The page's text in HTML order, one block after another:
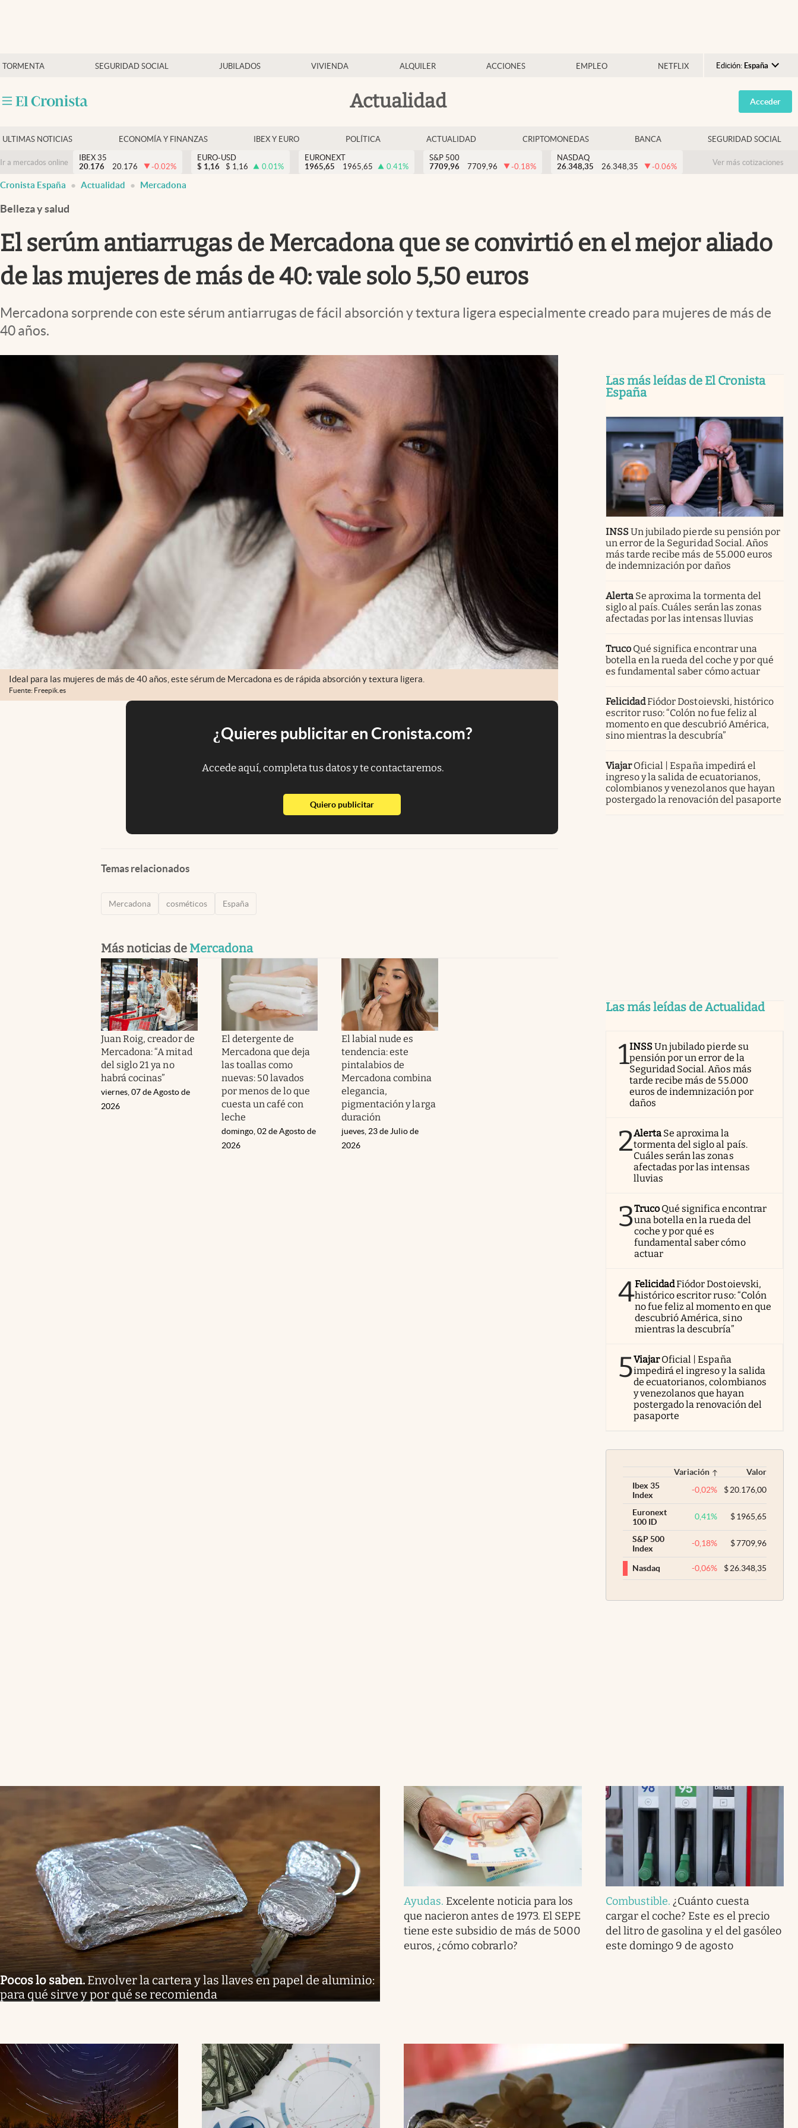
TORMENTA SEGURIDAD SOCIAL JUBILADOS VIVIENDA ALQUILER ACCIONES EMPLEO NETFLIX Edición: España
Argentina
España
USA
Colombia
Actualidad
Economía y finanzas
Criptomonedas
Acceder
ULTIMAS NOTICIAS ECONOMÍA Y FINANZAS IBEX Y EURO POLÍTICA ACTUALIDAD CRIPTOMONEDAS BANCA SEGURIDAD SOCIAL
Ir a mercados online
IBEX 35
20.176
20.176 -0.02%
EURO-USD
$ 1,16 $ 1,16 0.01%
EURONEXT
1965,65
1965,65 0.41%
S&P 500
7709,96
7709,96 -0.18%
NASDAQ
26.348,35
26.348,35 -0.06% Ver más cotizaciones
Cronista España Actualidad Mercadona
Belleza y salud
El serúm antiarrugas de Mercadona que se convirtió en el mejor aliado
de las mujeres de más de 40: vale solo 5,50 euros
Mercadona sorprende con este sérum antiarrugas de fácil absorción y textura ligera especialmente creado para mujeres de más de
40 años.
Ideal para las mujeres de más de 40 años, este sérum de Mercadona es de rápida absorción y textura ligera.
Fuente: Freepik.es
¿Quieres publicitar en Cronista.com?
Accede aquí, completa tus datos y te contactaremos.
Quiero publicitarabre en nueva pestaña
Temas relacionados
Mercadona cosméticos España
Más noticias de Mercadona
Juan Roig, creador de
Mercadona: “A mitad
del siglo 21 ya no
habrá cocinas”
viernes, 07 de Agosto de
2026
El detergente de
Mercadona que deja
las toallas como
nuevas: 50 lavados
por menos de lo que
cuesta un café con
leche
domingo, 02 de Agosto de
2026
El labial nude es
tendencia: este
pintalabios de
Mercadona combina
elegancia,
pigmentación y larga
duración
jueves, 23 de Julio de
2026
Las más leídas de El Cronista
España
INSSUn jubilado pierde su pensión por
un error de la Seguridad Social. Años
más tarde recibe más de 55.000 euros
de indemnización por daños
Alerta Se aproxima la tormenta del
siglo al país. Cuáles serán las zonas
afectadas por las intensas lluvias
Truco Qué significa encontrar una
botella en la rueda del coche y por qué
es fundamental saber cómo actuar
FelicidadFiódor Dostoievski, histórico
escritor ruso: “Colón no fue feliz al
momento en que descubrió América,
sino mientras la descubría”
Viajar Oficial | España impedirá el
ingreso y la salida de ecuatorianos,
colombianos y venezolanos que hayan
postergado la renovación del pasaporte
Las más leídas de Actualidad
1INSSUn jubilado pierde su
pensión por un error de la
Seguridad Social. Años más
tarde recibe más de 55.000
euros de indemnización por
daños
2Alerta Se aproxima la
tormenta del siglo al país.
Cuáles serán las zonas
afectadas por las intensas
lluvias
3Truco Qué significa encontrar
una botella en la rueda del
coche y por qué es
fundamental saber cómo
actuar
4FelicidadFiódor Dostoievski,
histórico escritor ruso: “Colón
no fue feliz al momento en que
descubrió América, sino
mientras la descubría”
5Viajar Oficial | España
impedirá el ingreso y la salida
de ecuatorianos, colombianos
y venezolanos que hayan
postergado la renovación del
pasaporte
Variación
Valor
Ibex 35
Index
-0,02% $20.176,00
Euronext
100 ID
0,41% $1965,65
S&P 500
Index
-0,18% $7709,96
Nasdaq -0,06% $26.348,35
Pocos lo saben. Envolver la cartera y las llaves en papel de aluminio:
para qué sirve y por qué se recomienda
Ayudas. Excelente noticia para los
que nacieron antes de 1973. El SEPE
tiene este subsidio de más de 5000
euros, ¿cómo cobrarlo?
Combustible. ¿Cuánto cuesta
cargar el coche? Este es el precio
del litro de gasolina y el del gasóleo
este domingo 9 de agosto